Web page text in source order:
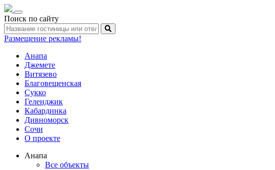
Toggle
navigation
Поиск по сайту
Размещение рекламы!
Анапа
Джемете
Витязево
Благовещенская
Сукко
Геленджик
Кабардинка
Дивноморск
Сочи
О проекте
Анапа
Все объекты